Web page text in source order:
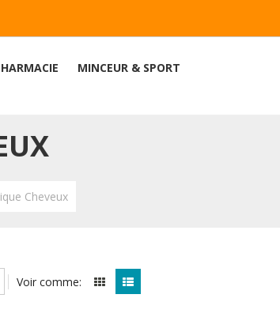
MINCEUR & SPORT
Cheveux
Voir comme: